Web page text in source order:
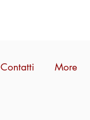
Contatti More